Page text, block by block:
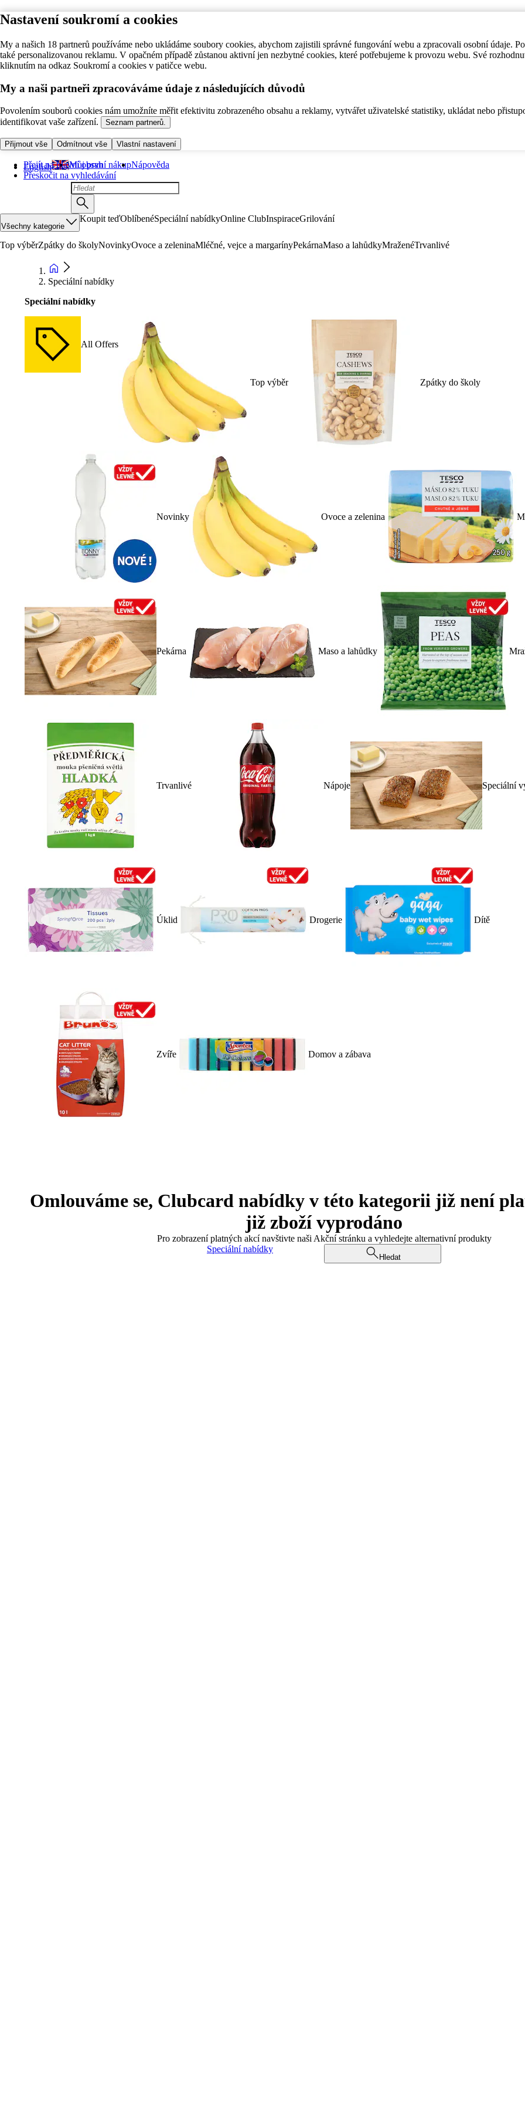
Nastavení soukromí a cookies
My a našich 18 partnerů používáme nebo ukládáme soubory cookies, abychom zajistili správné fungování webu a zpracovali osobní údaje.
také personalizovanou reklamu. V opačném případě zůstanou aktivní jen nezbytné cookies, které potřebujeme k provozu webu. Své
kliknutím na odkaz Soukromí a cookies v patičce webu.
My a naši partneři zpracováváme údaje z následujících důvodů
Povolením souborů cookies nám umožníte měřit efektivitu zobrazeného obsahu a reklamy, vytvářet uživatelské statistiky, ukládat nebo
identifikovat vaše zařízení.
Seznam partnerů.
Přijmout vše Odmítnout vše Vlastní nastavení
Přejít na hlavní obsah
Přeskočit na vyhledávání
English Můj první nákupNápověda
Všechny kategorie
Koupit teďOblíbenéSpeciální nabídkyOnline ClubInspiraceGrilování
Top výběrZpátky do školyNovinkyOvoce a zeleninaMléčné, vejce a margarínyPekárnaMaso a lahůdkyMraženéTrvanlivé
Speciální nabídky
Speciální nabídky
All Offers
Top výběr Zpátky do školy
Novinky Ovoce a zelenina
Pekárna Maso a lahůdky
Trvanlivé Nápoje Speciální
Úklid Drogerie Dítě
Zvíře Domov a zábava
Omlouváme se, Clubcard nabídky v této kategorii již není
již zboží vyprodáno
Pro zobrazení platných akcí navštivte naši Akční stránku a vyhledejte alternativní produkty
Speciální nabídky
Hledat